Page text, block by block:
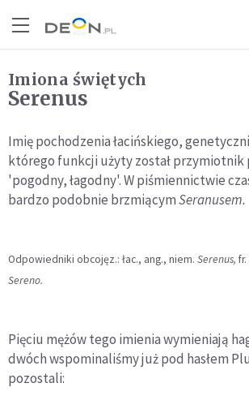
Imiona świętych
Serenus
Imię pochodzenia łacińskiego,
którego funkcji użyty został
'pogodny, łagodny'. W piśmiennictwie
bardzo podobnie brzmiącymSeranusem.
Odpowiedniki obcojęz.: łac., ang., niem. Serenus, fr.
Sereno.
Pięciu mężów tego imienia wymieniają
dwóch wspominaliśmy już pod hasłem
pozostali: